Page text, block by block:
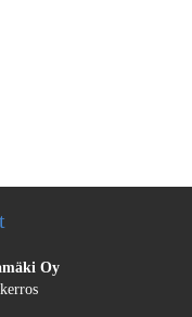
Oy